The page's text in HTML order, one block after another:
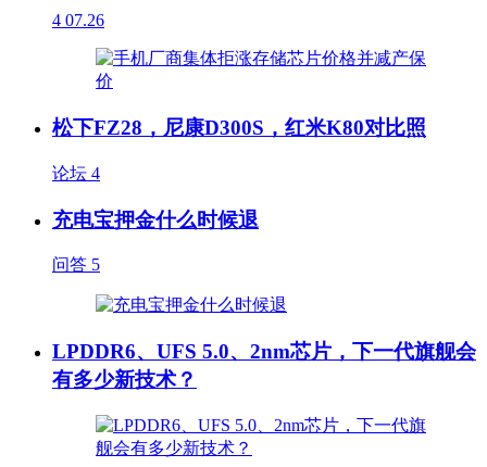
4 07.26
松下FZ28，尼康D300S，红米K80对比照
论坛 4
充电宝押金什么时候退
问答 5
LPDDR6、UFS 5.0、2nm芯片，下一代旗舰会
有多少新技术？